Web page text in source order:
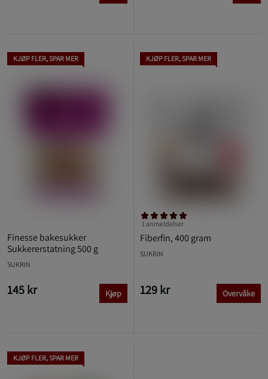
KJØP FLER, SPAR MER
Finesse bakesukker
Sukkererstatning 500 g
SUKRIN
145 kr Kjøp
KJØP FLER, SPAR MER
Fiberfin, 400 gram
1 anmeldelser
SUKRIN
129 kr Overvåke
KJØP FLER, SPAR MER